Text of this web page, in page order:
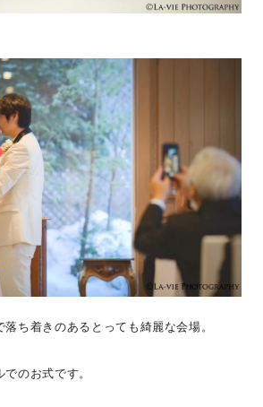
ち着きのあるとっても綺麗な会場。
のお式です。